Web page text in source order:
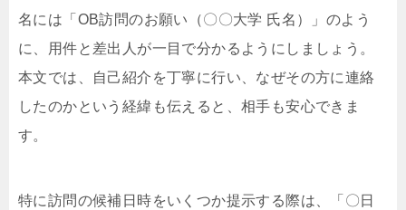
名には「OB訪問のお願い（〇〇大学 氏名）」のよう
に、用件と差出人が一目で分かるようにしましょう。
本文では、自己紹介を丁寧に行い、なぜその方に連絡
したのかという経緯も伝えると、相手も安心できま
す。
特に訪問の候補日時をいくつか提示する際は、「〇日